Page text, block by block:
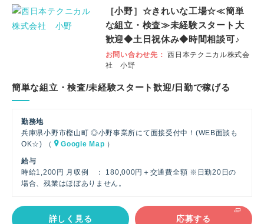
社
員
［小野］☆きれいな工場☆≪簡単
な組立・検査≫未経験スタート大
歓迎◆土日祝休み◆時間相談可♪
お問い合わせ先
西日本テクニカル株式会
社 小野
簡単な組立・検査/未経験スタート歓迎/日勤で稼げる
勤務地
兵庫県小野市樫山町 ◎小野事業所にて面接受付中！(WEB面談も
OK☆) （
Google Map ）
給与
時給1,200円 月収例 ： 180,000円＋交通費全額 ※日勤20日の
場合、残業はほぼありません。
詳しく見る 応募する